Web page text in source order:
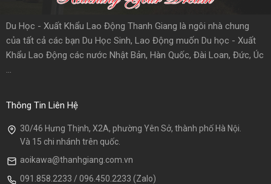
Du Học - Xuất Khẩu Lao Động Thanh Giang là ngôi nhà chung
của tất cả các bạn Du Học Sinh, Lao Động muốn Du học - Xuất
Khẩu Lao Động các nước Nhật Bản, Hàn Quốc, Đài Loan, Đức, Úc
...
Thông Tin Liên Hệ
30/46 Hưng Thịnh, X2A, phường Yên Sở, thành phố Hà Nội.
Và 15 chi nhánh trên quốc.
aoikawa@thanhgiang.com.vn
091.858.2233 / 096.450.2233 (Zalo)